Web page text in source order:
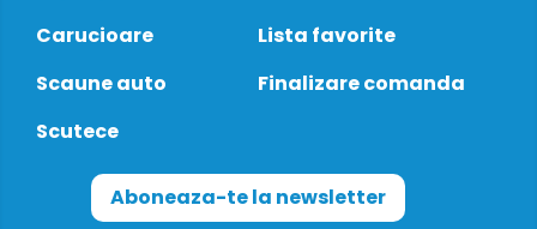
Carucioare
Scaune auto
Scutece
Lista favorite
Finalizare comanda
Aboneaza-te la newsletter